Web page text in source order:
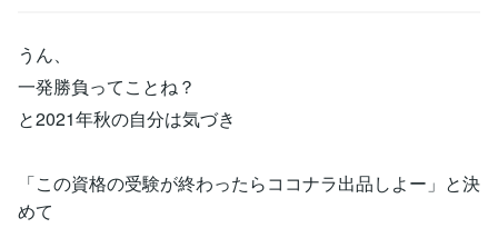
うん、
一発勝負ってことね？
と2021年秋の自分は気づき
「この資格の受験が終わったらココナラ出品しよー」と決
めて